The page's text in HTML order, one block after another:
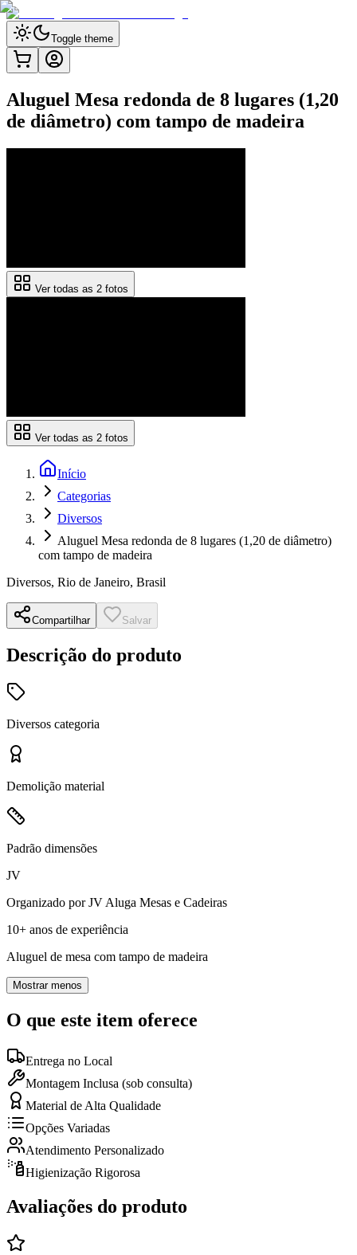
Toggle theme
Aluguel Mesa redonda de 8 lugares (1,20
de diâmetro) com tampo de madeira
Ver todas as 2 fotos
Ver todas as 2 fotos
Início
Categorias
Diversos
Aluguel Mesa redonda de 8 lugares (1,20 de diâmetro)
com tampo de madeira
Diversos, Rio de Janeiro, Brasil
Compartilhar Salvar
Descrição do produto
Diversos categoria
Demolição material
Padrão dimensões
JV
Organizado porJV Aluga Mesas e Cadeiras
10+ anos de experiência
Aluguel de mesa com tampo de madeira
Mostrar menos
O que este item oferece
Entrega no Local
Montagem Inclusa (sob consulta)
Material de Alta Qualidade
Opções Variadas
Atendimento Personalizado
Higienização Rigorosa
Avaliações do produto